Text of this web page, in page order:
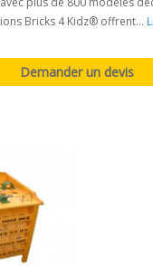
Bricks 4 Kidz® offrent...